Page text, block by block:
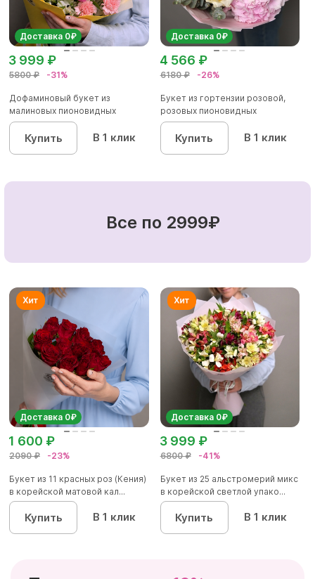
Доставка 0₽
5800 ₽ -31%
3 999 ₽
Дофаминовый букет из
малиновых пионовидных
кустовых роз...
Купить В 1 клик
Доставка 0₽
6180 ₽ -26%
4 566 ₽
Букет из гортензии розовой,
розовых пионовидных
кустовы...
Купить В 1 клик
Все по 2999₽
Доставка 0₽
2090 ₽ -23%
1 600 ₽
Букет из 11 красных роз (Кения)
в корейской матовой кал...
Купить В 1 клик
Доставка 0₽
6800 ₽ -41%
3 999 ₽
Букет из 25 альстромерий микс
в корейской светлой упако...
Купить В 1 клик